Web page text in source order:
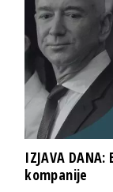
IZJAVA
kompanije